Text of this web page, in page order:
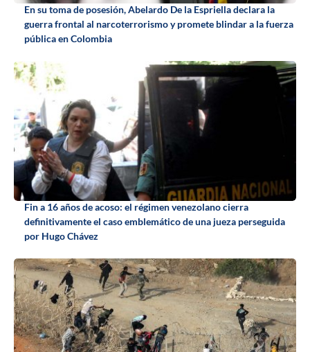
En su toma de posesión, Abelardo De la Espriella declara la
guerra frontal al narcoterrorismo y promete blindar a la fuerza
pública en Colombia
Fin a 16 años de acoso: el régimen venezolano cierra
definitivamente el caso emblemático de una jueza perseguida
por Hugo Chávez